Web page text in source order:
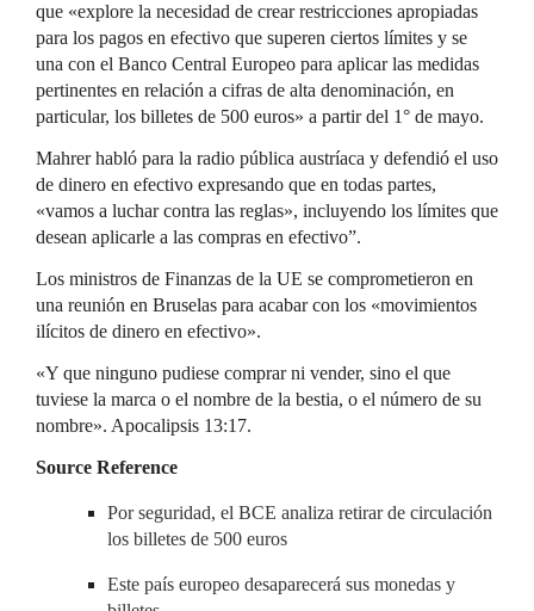
que «explore la necesidad de crear restricciones apropiadas
para los pagos en efectivo que superen ciertos límites y se
una con el Banco Central Europeo para aplicar las medidas
pertinentes en relación a cifras de alta denominación, en
particular, los billetes de 500 euros» a partir del 1° de mayo.
Mahrer habló para la radio pública austríaca y defendió el uso
de dinero en efectivo expresando que en todas partes,
«vamos a luchar contra las reglas», incluyendo los límites que
desean aplicarle a las compras en efectivo”.
Los ministros de Finanzas de la UE se comprometieron en
una reunión en Bruselas para acabar con los «movimientos
ilícitos de dinero en efectivo».
«Y que ninguno pudiese comprar ni vender, sino el que
tuviese la marca o el nombre de la bestia, o el número de su
nombre». Apocalipsis 13:17.
Source Reference
Por seguridad, el BCE analiza retirar de circulación
los billetes de 500 euros
Este país europeo desaparecerá sus monedas y